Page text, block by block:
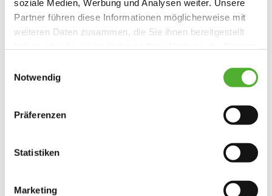
soziale Medien, Werbung und Analysen weiter. Unsere
Partner führen diese Informationen möglicherweise mit
weiteren Daten zusammen, die Sie ihnen bereitgestellt
Cookies, wenn Sie unsere Webseite weiterhin nutzen.
Notwendig
Präferenzen
Statistiken
Marketing
den Pflegealltag zu integrieren
Lust, mit Ihren Ideen und Ihrem Fachwissen die
Einrichtung mitzugestalten
Bewerbungsformular